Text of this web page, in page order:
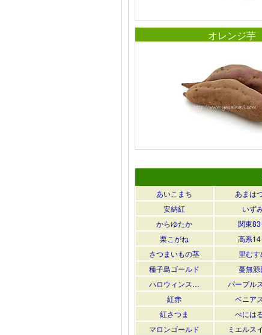
オレンジ芋
あいこまち あまは
安納紅
いず
からゆたか
関東
栗こがね
高系
さつまいもの茎
里むす
種子島ゴールド
蔓無源
ハロウィンス…
パープル
紅赤
ベニア
紅さつま
べには
マロンゴールド
ミエルス